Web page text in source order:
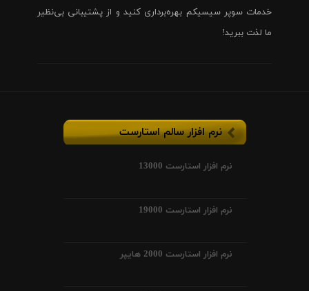
خدمات سوپر سیسیکم بهره‌برداری کنید و از پشتیبانی بی‌نظیر
ما لذت ببرید!
نرم افزار سالم استارست
نرم افزار استارست 13000
نرم افزار استارست 19000
نرم افزار استارست 2000 هایپر